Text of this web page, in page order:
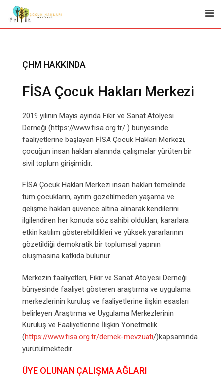
content
ÇHM HAKKINDA
FİSA Çocuk Hakları Merkezi
2019 yılının Mayıs ayında Fikir ve Sanat Atölyesi
Derneği (https://www.fisa.org.tr/ ) bünyesinde
faaliyetlerine başlayan FİSA Çocuk Hakları Merkezi,
çocuğun insan hakları alanında çalışmalar yürüten bir
sivil toplum girişimidir.
FİSA Çocuk Hakları Merkezi insan hakları temelinde
tüm çocukların, ayrım gözetilmeden yaşama ve
gelişme hakları güvence altına alınarak kendilerini
ilgilendiren her konuda söz sahibi oldukları, kararlara
etkin katılım gösterebildikleri ve yüksek yararlarının
gözetildiği demokratik bir toplumsal yapının
oluşmasına katkıda bulunur.
Merkezin faaliyetleri, Fikir ve Sanat Atölyesi Derneği
bünyesinde faaliyet gösteren araştırma ve uygulama
merkezlerinin kuruluş ve faaliyetlerine ilişkin esasları
belirleyen Araştırma ve Uygulama Merkezlerinin
Kuruluş ve Faaliyetlerine İlişkin Yönetmelik
(https://www.fisa.org.tr/dernek-mevzuati/)kapsamında
yürütülmektedir.
ÜYE OLUNAN ÇALIŞMA AĞLARI